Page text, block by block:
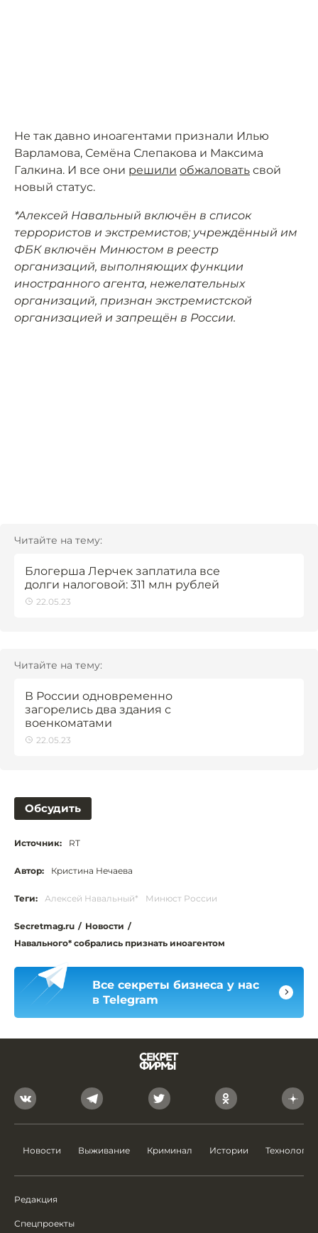
Не так давно иноагентами признали Илью
Варламова, Семёна Слепакова и Максима
Галкина. И все они решили обжаловать свой
новый статус.
*Алексей Навальный включён в список
террористов и экстремистов; учреждённый им
ФБК включён Минюстом в реестр
организаций, выполняющих функции
иностранного агента, нежелательных
организаций, признан экстремистской
организацией и запрещён в России.
Читайте на тему:
Блогерша Лерчек заплатила все
долги налоговой: 311 млн рублей
22.05.23
Читайте на тему:
В России одновременно
загорелись два здания с
военкоматами
22.05.23
Обсудить
Источник: RT
Автор: Кристина Нечаева
Теги: Алексей Навальный* Минюст России
Secretmag.ru / Новости /
Навального* собрались признать иноагентом
Все секреты бизнеса у нас
в Telegram
Новости Выживание Криминал Истории Технологии
Редакция
Спецпроекты